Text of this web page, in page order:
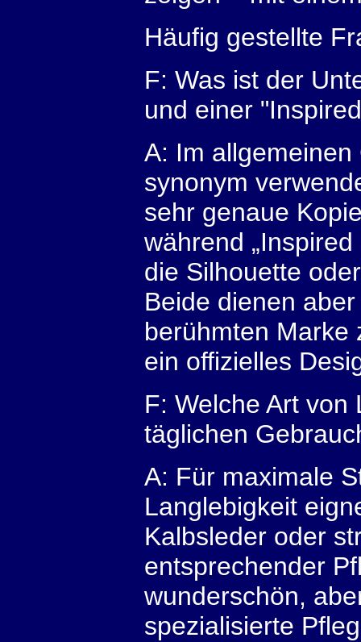
Häufig gestellte
F: Was ist der
und einer
A: Im
synonym
sehr genaue
während
die Silhouette
Beide dienen
berühmten Marke
ein offizielles
F: Welche Art
täglichen
A: Für maximale
Langlebigkeit
Kalbsleder oder
entsprechender
wunderschön,
spezialisierte